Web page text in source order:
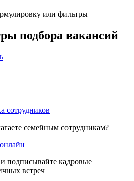
или фильтры
подбора вакансий
сотрудников
семейным сотрудникам?
подписывайте кадровые
встреч